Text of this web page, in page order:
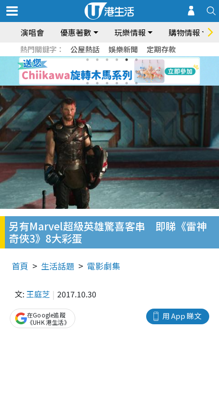
演唱會 優惠著數 玩樂情報 購物情報
熱門關鍵字： 公屋熱話 娛樂新聞 定期存款
另有Marvel超級英雄驚喜客串 即睇《雷神
奇俠3》8大彩蛋
首頁 生活話題 電影劇集
文: 王庭芝 2017.10.30
用 App 睇文
在Google追蹤
《UHK 港生活》